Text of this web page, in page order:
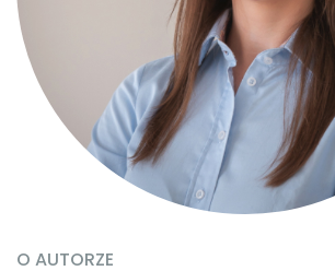
O AUTORZE